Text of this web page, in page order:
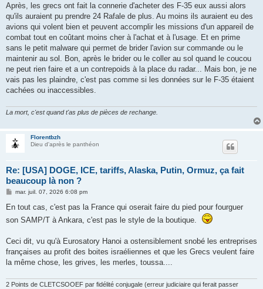
Après, les grecs ont fait la connerie d'acheter des F-35 eux aussi alors
qu'ils auraient pu prendre 24 Rafale de plus. Au moins ils auraient eu des
avions qui volent bien et peuvent accomplir les missions d'un appareil de
combat tout en coûtant moins cher à l'achat et à l'usage. Et en prime
sans le petit malware qui permet de brider l'avion sur commande ou le
maintenir au sol. Bon, après le brider ou le coller au sol quand le coucou
ne peut rien faire et a un contrepoids à la place du radar... Mais bon, je ne
vais pas les plaindre, c'est pas comme si les données sur le F-35 étaient
cachées ou inaccessibles.
La mort, c'est quand t'as plus de pièces de rechange.
Florentbzh
Dieu d'après le panthéon
Re: [USA] DOGE, ICE, tariffs, Alaska, Putin, Ormuz, ça fait
beaucoup là non ?
M
s
a
mar. juil. 07, 2026 6:08 pm
En tout cas, c'est pas la France qui oserait faire du pied pour fourguer
son SAMP/T à Ankara, c'est pas le style de la boutique.
Ceci dit, vu qu'à Eurosatory Hanoi a ostensiblement snobé les entreprises
françaises au profit des boites israéliennes et que les Grecs veulent faire
la même chose, les grives, les merles, toussa....
2 Points de CLETCSOOEF par fidélité conjugale (erreur judiciaire qui ferait passer